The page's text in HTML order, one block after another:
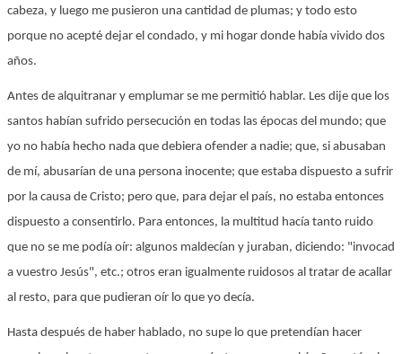
cabeza, y luego me pusieron una cantidad de plumas; y todo esto
porque no acepté dejar el condado, y mi hogar donde había vivido dos
años.
Antes de alquitranar y emplumar se me permitió hablar. Les dije que los
santos habían sufrido persecución en todas las épocas del mundo; que
yo no había hecho nada que debiera ofender a nadie; que, si abusaban
de mí, abusarían de una persona inocente; que estaba dispuesto a sufrir
por la causa de Cristo; pero que, para dejar el país, no estaba entonces
dispuesto a consentirlo. Para entonces, la multitud hacía tanto ruido
que no se me podía oír: algunos maldecían y juraban, diciendo: "invocad
a vuestro Jesús", etc.; otros eran igualmente ruidosos al tratar de acallar
al resto, para que pudieran oír lo que yo decía.
Hasta después de haber hablado, no supe lo que pretendían hacer